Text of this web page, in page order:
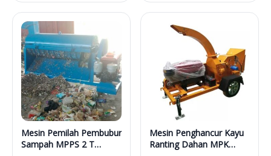
Mesin Pemilah Pembubur
Sampah MPPS 2 T
Mesin Penghancur Kayu
Ranting Dahan MPK